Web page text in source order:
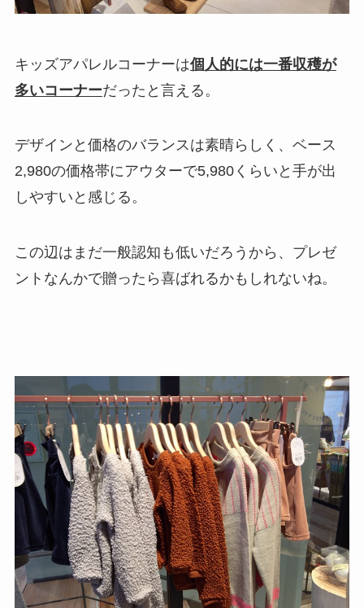
キッズアパレルコーナーは個人的には一番収穫が
多いコーナーだったと言える。
デザインと価格のバランスは素晴らしく、ベース
2,980の価格帯にアウターで5,980くらいと手が出
しやすいと感じる。
この辺はまだ一般認知も低いだろうから、プレゼ
ントなんかで贈ったら喜ばれるかもしれないね。